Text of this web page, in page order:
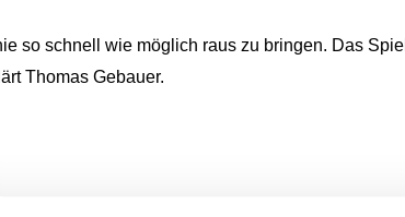
so schnell wie möglich raus zu bringen. Das
Thomas Gebauer.